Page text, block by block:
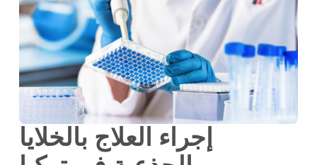
إجراء العلاج بالخلايا